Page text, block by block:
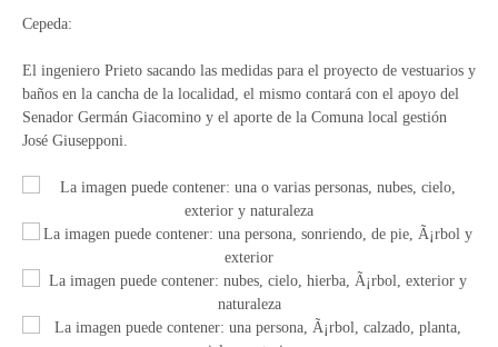
Cepeda:
El ingeniero Prieto sacando las medidas para el proyecto de vestuarios y
baños en la cancha de la localidad, el mismo contará con el apoyo del
Senador Germán Giacomino y el aporte de la Comuna local gestión
José Giusepponi.